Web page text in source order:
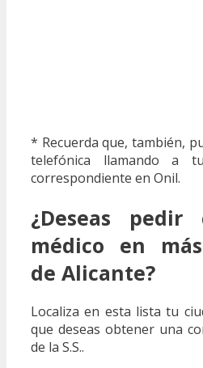
* Recuerda que, también,
telefónica llamando a
correspondiente en Onil.
¿Deseas
médico en
de Alicante?
Localiza en esta lista tu
que deseas obtener una
de la S.S..